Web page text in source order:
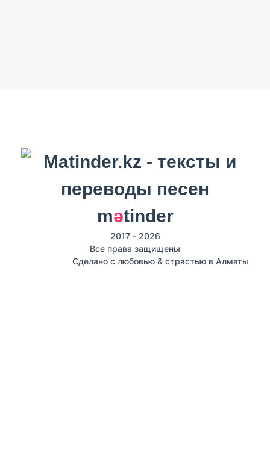
mәtinder
2017 - 2026
Все права защищены
Сделано с любовью & страстью в Алматы